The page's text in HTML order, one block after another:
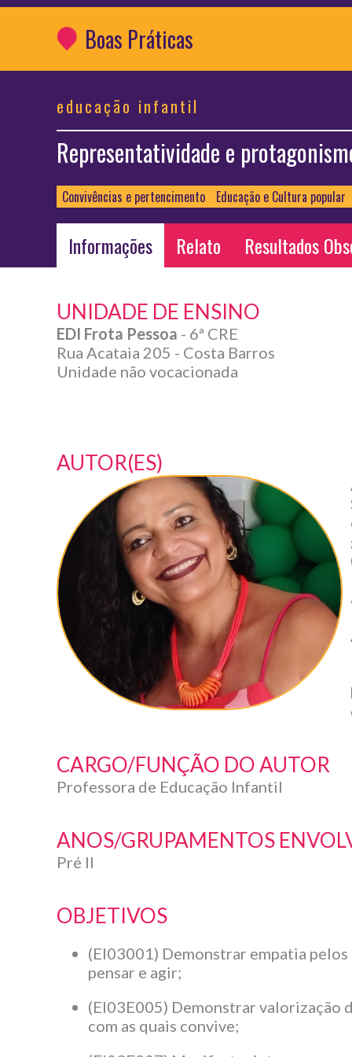
Boas Práticas
educação infantil
Representatividade e
Convivências e pertencimento Educação e Cultura popular
Informações Relato Resultados
UNIDADE DE ENSINO
EDI Frota Pessoa - 6ª CRE
Rua Acataia 205 - Costa Barros
Unidade não vocacionada
AUTOR(ES)
CARGO/FUNÇÃO DO AUTOR
Professora de Educação Infantil
ANOS/GRUPAMENTOS
Pré II
OBJETIVOS
(EI03001) Demonstrar empatia
pensar e agir;
(EI03E005) Demonstrar valorização
com as quais convive;